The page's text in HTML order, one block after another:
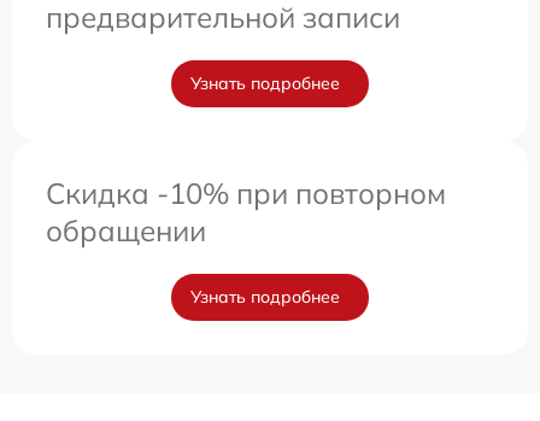
предварительной записи
Узнать подробнее
Скидка -10% при повторном
обращении
Узнать подробнее